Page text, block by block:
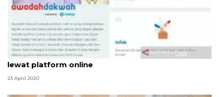
Ramadhan di tengah pandemi, belajar agama bisa
lewat platform online
23 April 2020